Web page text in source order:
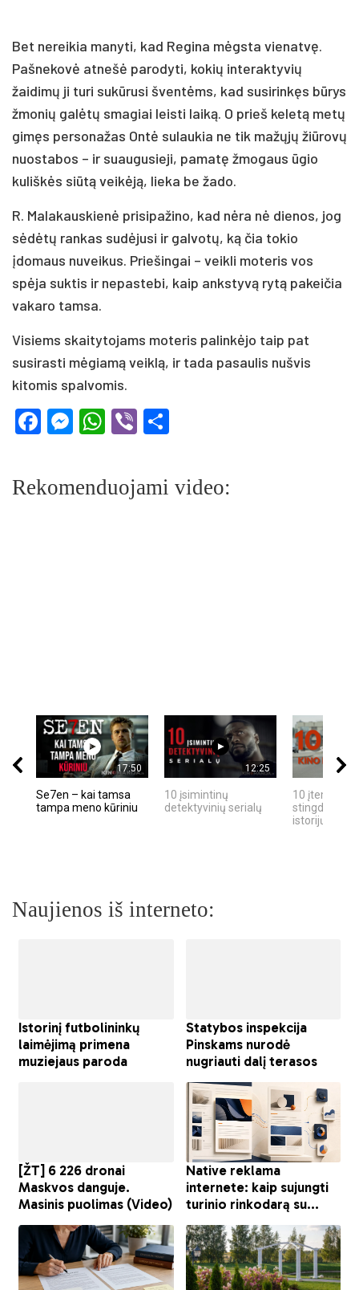
Bet nereikia manyti, kad Regina mėgsta vienatvę.
Pašnekovė atnešė parodyti, kokių interaktyvių
žaidimų ji turi sukūrusi šventėms, kad susirinkęs būrys
žmonių galėtų smagiai leisti laiką. O prieš keletą metų
gimęs personažas Ontė sulaukia ne tik mažųjų žiūrovų
nuostabos – ir suaugusieji, pamatę žmogaus ūgio
kuliškės siūtą veikėją, lieka be žado.
R. Malakauskienė prisipažino, kad nėra nė dienos, jog
sėdėtų rankas sudėjusi ir galvotų, ką čia tokio
įdomaus nuveikus. Priešingai – veikli moteris vos
spėja suktis ir nepastebi, kaip ankstyvą rytą pakeičia
vakaro tamsa.
Visiems skaitytojams moteris palinkėjo taip pat
susirasti mėgiamą veiklą, ir tada pasaulis nušvis
kitomis spalvomis.
Facebook
Messenger
WhatsApp
Viber
Rekomenduojami video:
17:50
Se7en – kai tamsa
tampa meno kūriniu
12:25
10 įsimintinų
detektyvinių serialų
10 įtemptų,
stingdančių
istorijų
Naujienos iš interneto: